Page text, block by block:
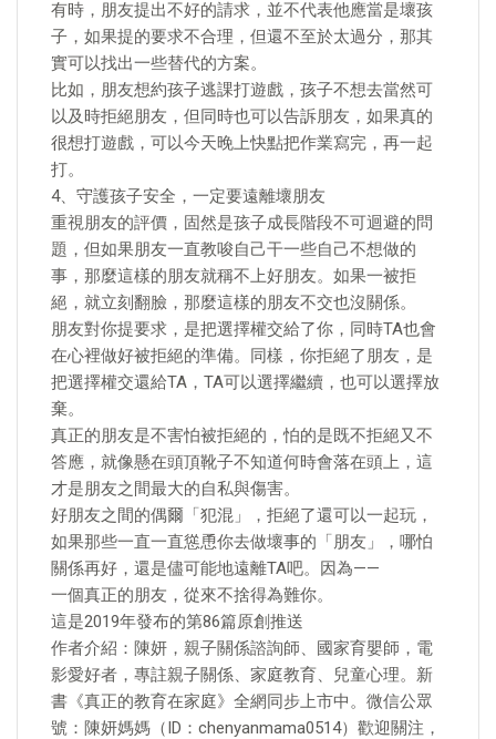
有時，朋友提出不好的請求，並不代表他應當是壞孩
子，如果提的要求不合理，但還不至於太過分，那其
實可以找出一些替代的方案。
比如，朋友想約孩子逃課打遊戲，孩子不想去當然可
以及時拒絕朋友，但同時也可以告訴朋友，如果真的
很想打遊戲，可以今天晚上快點把作業寫完，再一起
打。
4、守護孩子安全，一定要遠離壞朋友
重視朋友的評價，固然是孩子成長階段不可迴避的問
題，但如果朋友一直教唆自己干一些自己不想做的
事，那麼這樣的朋友就稱不上好朋友。如果一被拒
絕，就立刻翻臉，那麼這樣的朋友不交也沒關係。
朋友對你提要求，是把選擇權交給了你，同時TA也會
在心裡做好被拒絕的準備。同樣，你拒絕了朋友，是
把選擇權交還給TA，TA可以選擇繼續，也可以選擇放
棄。
真正的朋友是不害怕被拒絕的，怕的是既不拒絕又不
答應，就像懸在頭頂靴子不知道何時會落在頭上，這
才是朋友之間最大的自私與傷害。
好朋友之間的偶爾「犯混」，拒絕了還可以一起玩，
如果那些一直一直慫恿你去做壞事的「朋友」，哪怕
關係再好，還是儘可能地遠離TA吧。因為——
一個真正的朋友，從來不捨得為難你。
這是2019年發布的第86篇原創推送
作者介紹：陳妍，親子關係諮詢師、國家育嬰師，電
影愛好者，專註親子關係、家庭教育、兒童心理。新
書《真正的教育在家庭》全網同步上市中。微信公眾
號：陳妍媽媽（ID：chenyanmama0514）歡迎關注，